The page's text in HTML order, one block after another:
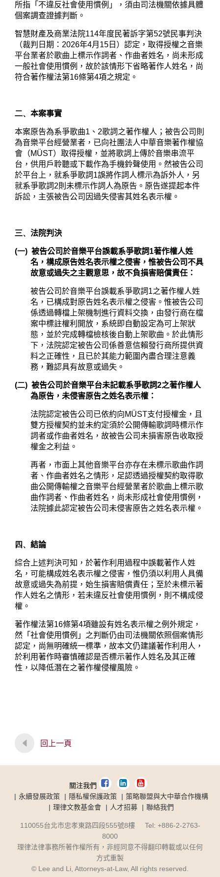
所指「不違反社會使用慣例」，須由司法機關依據具體
個案調查證據判斷。
智慧財產及商業法院114年度民著訴字第52號民事判決
（裁判日期： 2026年4月 15 日）認定，取得授權之音樂
平台業者於歌曲上標示作詞者、作曲者姓名，尚未形成
一般社會使用慣例，故於該情形下省略著作人姓名，尚
符合著作權法第16條第4項之規定。
二、 本案事實
本案原告為系爭歌曲1 、 2歌詞之著作權人；被告公司則
為音樂平台經營業者，已向社團法人中華音樂著作權協
會（MÜST）取得授權，並將歌詞上傳於音樂串流平
台，供用戶聆聽或下載作為手機鈴聲使用。然被告公司
於平台上，就系爭歌詞 1誤將作詞人標示為訴外人，另
就系爭歌詞 2則未標示作詞人為原告。原告遂提起本件
訴訟，主張被告公司因過失侵害其姓名表示權。
三、 法院判決
(一) 被告公司於音樂平台誤載系爭歌詞1著作權人姓
名，構成原告姓名表示權之侵害，惟被告公司不具
故意或過失之主觀意思，故不負損害賠償責任：
被告公司於音樂平台誤載系爭歌詞 1之著作權人姓
名，已構成對原告姓名表示權之侵害。惟被告公司
係透過轉檔上架機制進行資料交換，由發行商在檔
案中標註權利開放，系統即自動設定為可上架狀
態，並於完成轉檔檢核後自動上架歌曲。於此情形
下，法院認定被告公司係善意信賴發行商所提供資
料之正確性，且已於其能力範圍內盡合理注意義
務，難認具有故意或過失。
(二) 被告公司於音樂平台未記載系爭歌詞2之著作權人
為原告，未侵害原告之姓名表示權：
法院認定被告公司已依約向MÜST支付授權金，且
雙方授權契約並未約定須於公開傳輸歌詞時標示作
詞者或作曲者姓名，故被告公司未損害原告收取授
權金之利益。
再者，市面上其他音樂平台亦存在未標示歌曲作詞
者、作曲者姓名之情形，足認透過授權契約取得歌
曲公開傳輸權之音樂平台經營業者於歌曲上標示歌
曲作詞者、作曲者姓名，尚未形成社會使用慣例，
法院據此認定被告公司未侵害原告之姓名表示權。
四、 結論
綜合上述判決可知，於著作利用過程中誤載著作人姓
名，可能構成姓名表示權之侵害，惟仍須以利用人具備
故意或過失為前提，始生損害賠償責任；至於未標示著
作人姓名之情形，若未違反社會使用慣例，則不構成侵
權。
著作權法第16條第4項雖設有姓名表示權之例外規定，
然「社會使用慣例」之判斷仍由司法機關依照個案情形
認定，尚無明確統一標準，故本文仍建議著作利用人，
於利用著作時審慎確認是否標示著作人姓名及其正確
性，以降低潛在之著作權侵權風險。
回上一頁
關注我們
永續發展政策
隱私權保護政策
策略聯盟與大中華合作機構
理律文教基金會
人才招募 聯絡我們
110055台北市忠孝東路四段555號8樓 Tel: +886-2-2763-
8000
理律法律事務所著作權所有，非經同意不得翻印轉載或以任何
方式重製
© Lee and Li, Attorneys-at-Law, All rights reserved.